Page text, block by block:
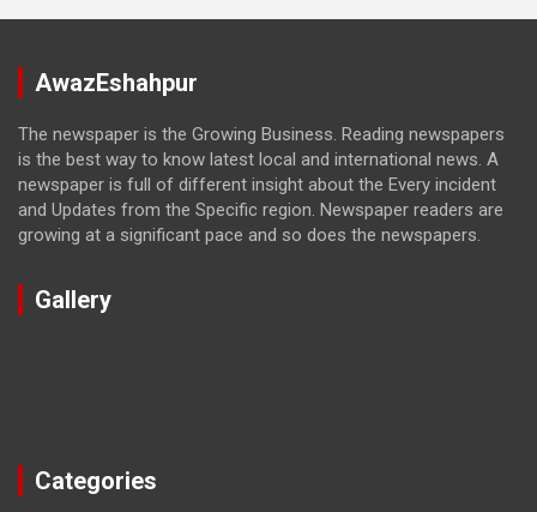
AwazEshahpur
The newspaper is the Growing Business. Reading newspapers
is the best way to know latest local and international news. A
newspaper is full of different insight about the Every incident
and Updates from the Specific region. Newspaper readers are
growing at a significant pace and so does the newspapers.
Gallery
Categories